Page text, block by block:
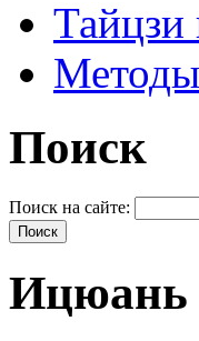
Поиск
Поиск на сайте:
Ицюань